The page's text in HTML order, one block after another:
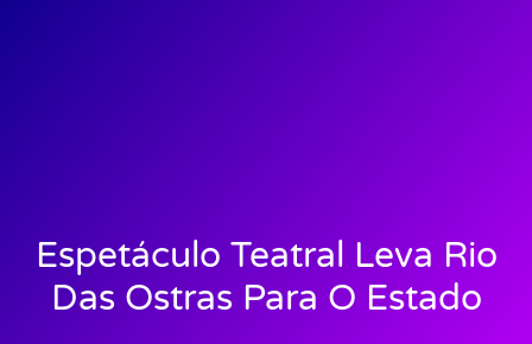
Espetáculo Teatral Leva Rio
Das Ostras Para O Estado